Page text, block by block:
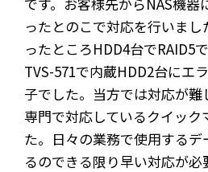
ったとのこで対応を行いま
ったところHDD4台でRAID5
TVS-571で内蔵HDD2台にエ
子でした。当方では対応が難
専門で対応しているクイック
た。日々の業務で使用する
るのできる限り早い対応が